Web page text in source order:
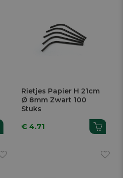
Rietjes Papier H 21cm
Ø 8mm Zwart 100
Stuks
€ 4.71